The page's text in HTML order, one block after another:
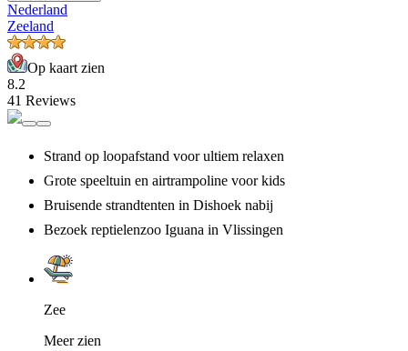
Nederland
Zeeland
Op kaart zien
8.2
41 Reviews
Strand op loopafstand voor ultiem relaxen
Grote speeltuin en airtrampoline voor kids
Bruisende strandtenten in Dishoek nabij
Bezoek reptielenzoo Iguana in Vlissingen
Zee
Meer zien